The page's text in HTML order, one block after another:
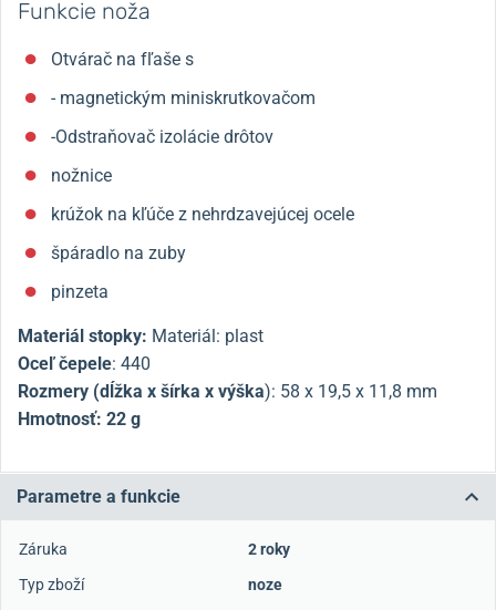
Funkcie noža
Otvárač na fľaše s
- magnetickým miniskrutkovačom
-Odstraňovač izolácie drôtov
nožnice
krúžok na kľúče z nehrdzavejúcej ocele
špáradlo na zuby
pinzeta
Materiál stopky: Materiál: plast
Oceľ čepele: 440
Rozmery (dĺžka x šírka x výška): 58 x 19,5 x 11,8 mm
Hmotnosť: 22 g
Parametre a funkcie
Záruka
2 roky
Typ zboží
noze